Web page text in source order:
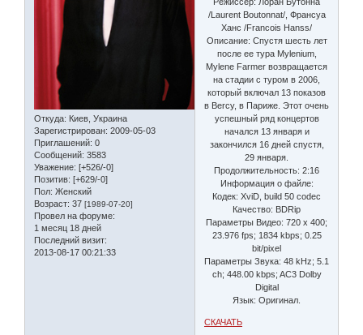
Откуда: Киев, Украина
Зарегистрирован: 2009-05-03
Приглашений: 0
Сообщений: 3583
Уважение: [+526/-0]
Позитив: [+629/-0]
Пол: Женский
Возраст: 37 [1989-07-20]
Провел на форуме:
1 месяц 18 дней
Последний визит:
2013-08-17 00:21:33
/Laurent Boutonnat/, Франсуа
Ханс /Francois Hanss/
Описание: Спустя шесть лет
после ее тура Mylenium,
Mylene Farmer возвращается
на стадии с туром в 2006,
который включал 13 показов
в Bercy, в Париже. Этот очень
успешный ряд концертов
начался 13 января и
закончился 16 дней спустя,
29 января.
Продолжительность: 2:16
Информация о файле:
Кодек: XviD, build 50 codec
Качество: BDRip
Параметры Видео: 720 x 400;
23.976 fps; 1834 kbps; 0.25
bit/pixel
Параметры Звука: 48 kHz; 5.1
ch; 448.00 kbps; AC3 Dolby
Digital
Язык: Оригинал.
СКАЧАТЬ